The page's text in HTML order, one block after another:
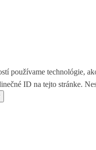
používame technológie,
ID na tejto stránke.